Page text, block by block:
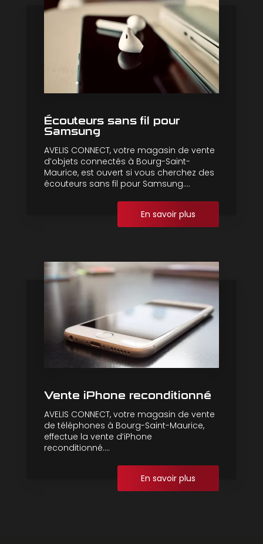
Écouteurs sans fil pour
Samsung
AVELIS CONNECT, votre magasin de vente
d’objets connectés à Bourg-Saint-
Maurice, est ouvert si vous cherchez des
écouteurs sans fil pour Samsung....
En savoir plus
Vente iPhone reconditionné
AVELIS CONNECT, votre magasin de vente
de téléphones à Bourg-Saint-Maurice,
effectue la vente d’iPhone
reconditionné....
En savoir plus